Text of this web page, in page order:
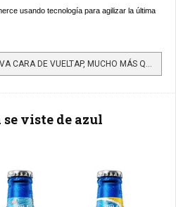
usando tecnología para agilizar la última
LEER MÁS…LOGYSTO: LA NUEVA CARA DE VUELTAP, MUCHO MÁS QUE VUELTAS Y ENVÍOS
viste de azul